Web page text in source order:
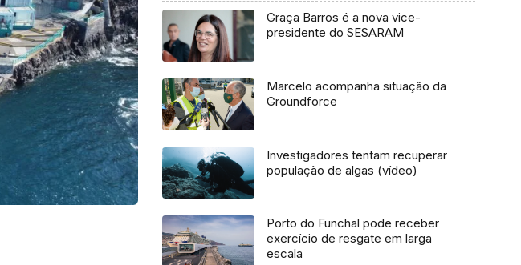
Graça Barros é a nova vice-
presidente do SESARAM
Marcelo acompanha situação da
Groundforce
Investigadores tentam recuperar
população de algas (vídeo)
Porto do Funchal pode receber
exercício de resgate em larga
escala